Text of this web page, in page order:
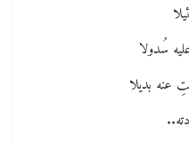
سُدولا
عنه بديلا